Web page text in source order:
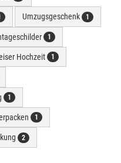
Umzugsgeschenk 1
1
Hochzeit 1
1
1
2